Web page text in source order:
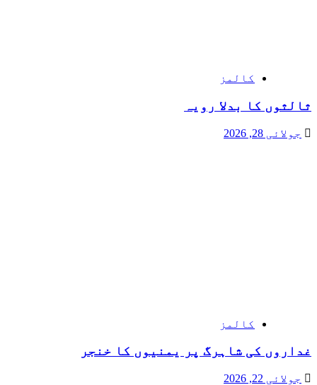
کالمز
ثالثوں کا بدلا رویہ
جولائی 28, 2026
کالمز
غداروں کی شاہرگ پر یمنیوں کا خنجر
جولائی 22, 2026